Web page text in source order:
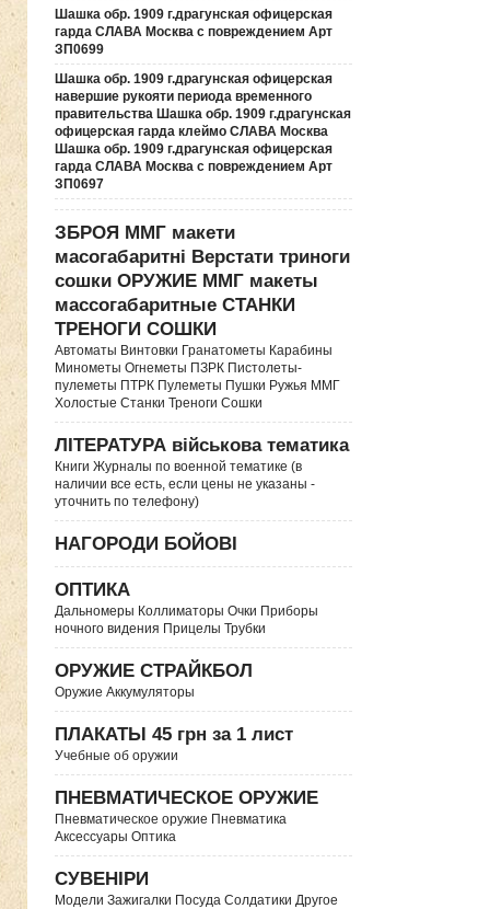
Шашка обр. 1909 г.драгунская офицерская
гарда СЛАВА Москва с повреждением Арт
ЗП0699
Шашка обр. 1909 г.драгунская офицерская
навершие рукояти периода временного
правительства Шашка обр. 1909 г.драгунская
офицерская гарда клеймо СЛАВА Москва
Шашка обр. 1909 г.драгунская офицерская
гарда СЛАВА Москва с повреждением Арт
ЗП0697
ЗБРОЯ ММГ макети
масогабаритні Верстати триноги
сошки ОРУЖИЕ ММГ макеты
массогабаритные СТАНКИ
ТРЕНОГИ СОШКИ
Автоматы Винтовки Гранатометы Карабины
Минометы Огнеметы ПЗРК Пистолеты-
пулеметы ПТРК Пулеметы Пушки Ружья ММГ
Холостые Станки Треноги Сошки
ЛІТЕРАТУРА військова тематика
Книги Журналы по военной тематике (в
наличии все есть, если цены не указаны -
уточнить по телефону)
НАГОРОДИ БОЙОВІ
ОПТИКА
Дальномеры Коллиматоры Очки Приборы
ночного видения Прицелы Трубки
ОРУЖИЕ СТРАЙКБОЛ
Оружие Аккумуляторы
ПЛАКАТЫ 45 грн за 1 лист
Учебные об оружии
ПНЕВМАТИЧЕСКОЕ ОРУЖИЕ
Пневматическое оружие Пневматика
Аксессуары Оптика
СУВЕНІРИ
Модели Зажигалки Посуда Солдатики Другое